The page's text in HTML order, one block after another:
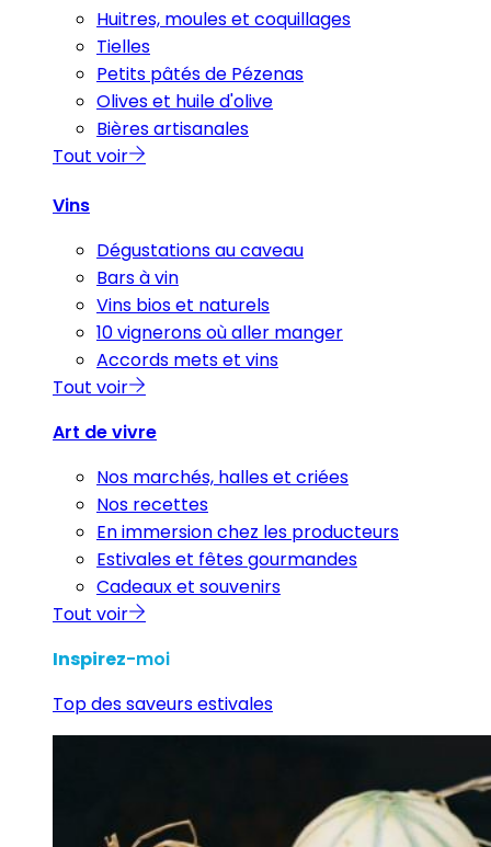
Huitres, moules et coquillages
Tielles
Petits pâtés de Pézenas
Olives et huile d'olive
Bières artisanales
Tout voir
Vins
Dégustations au caveau
Bars à vin
Vins bios et naturels
10 vignerons où aller manger
Accords mets et vins
Tout voir
Art de vivre
Nos marchés, halles et criées
Nos recettes
En immersion chez les producteurs
Estivales et fêtes gourmandes
Cadeaux et souvenirs
Tout voir
Inspirez-moi
Top des saveurs estivales